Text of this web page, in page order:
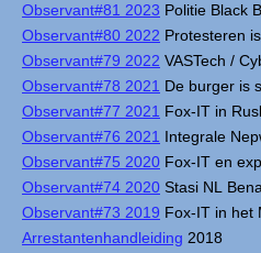
Observant#81 2023 Politie Black
Observant#80 2022 Protesteren
Observant#79 2022 VASTech /
Observant#78 2021 De burger is
Observant#77 2021 Fox-IT in
Observant#76 2021 Integrale
Observant#75 2020 Fox-IT en
Observant#74 2020 Stasi NL
Observant#73 2019 Fox-IT in het
Arrestantenhandleiding 2018